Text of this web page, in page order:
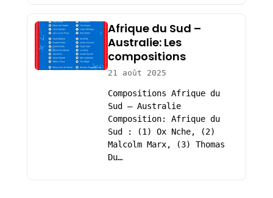
Afrique du Sud –
Australie: Les
compositions
21 août 2025
Compositions Afrique du
Sud – Australie
Composition: Afrique du
Sud : (1) Ox Nche, (2)
Malcolm Marx, (3) Thomas
Du…